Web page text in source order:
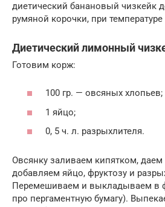
диетический банановый чизкейк
румяной корочки, при температуре
Диетический лимонный
Готовим корж:
100 гр. — овсяных хлопьев;
1 яйцо;
0, 5 ч. л. разрыхлителя.
Овсянку заливаем кипятком, даем
добавляем яйцо, фруктозу и
Перемешиваем и выкладываем в
про пергаментную бумагу).